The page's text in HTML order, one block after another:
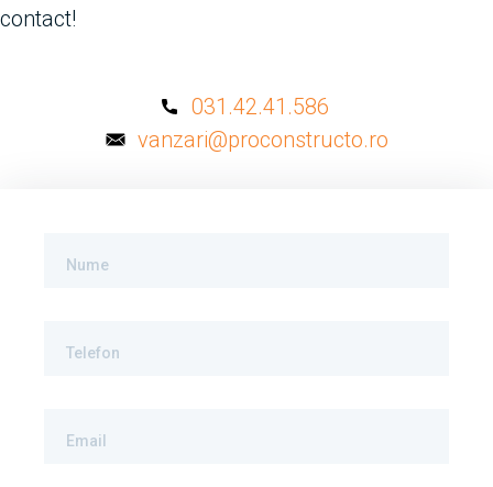
contact!
031.42.41.586
vanzari@proconstructo.ro
Nume
Telefon
Email